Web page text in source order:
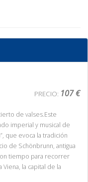
PRECIO: 107 €
de valses.Este
imperial y musical de
que evoca la tradición
de Schönbrunn, antigua
tiempo para recorrer
la capital de la